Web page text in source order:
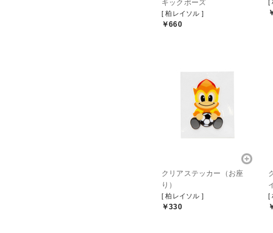
キックポーズ
[ 柏レイソル ]
￥660
[
クリアステッカー（お座
り）
[ 柏レイソル ]
￥330
[